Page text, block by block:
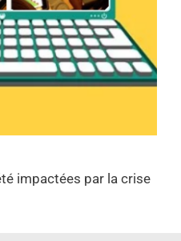
impactées par la crise